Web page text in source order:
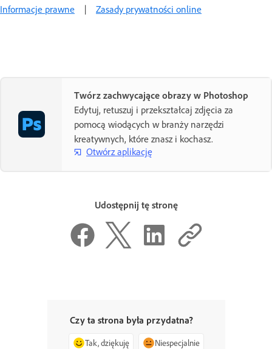
Informacje prawne | Zasady prywatności online
Twórz zachwycające obrazy w Photoshop
Edytuj, retuszuj i przekształcaj zdjęcia za
pomocą wiodących w branży narzędzi
kreatywnych, które znasz i kochasz.
Otwórz aplikację
Udostępnij tę stronę
Czy ta strona była przydatna?
Tak, dziękuję Niespecjalnie